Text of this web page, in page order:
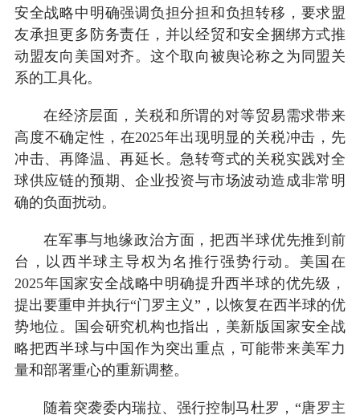
安全战略中明确强调负担分担和负担转移，要求盟
友承担更多防务责任，并以经贸和安全捆绑方式推
动盟友向美国对齐。这个取向被舆论称之为同盟关
系的工具化。
在经济层面，关税和所谓的对等贸易需求带来
高度不确定性，在2025年出现明显的关税冲击，先
冲击、再降温、再延长。急转弯式的关税实践对全
球供应链的预期、企业投资与市场波动造成非常明
确的负面扰动。
在军事与地缘政治方面，把西半球优先推到前
台，以西半球主导权为名推行强势行动。美国在
2025年国家安全战略中明确提升西半球的优先级，
提出要重申并执行“门罗主义”，以恢复在西半球的优
势地位。国会研究机构也指出，美新版国家安全战
略把西半球与中国作为突出重点，可能带来美军力
量和部署重心的重新调整。
随着突袭委内瑞拉、强行控制马杜罗，“唐罗主